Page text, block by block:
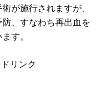
が施行されますが、
、すなわち再出血を
す。
リンク